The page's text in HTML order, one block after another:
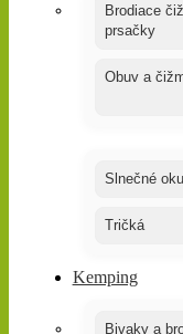
Brodiace
prsačky
Obuv a
Slnečné
Tričká
Kemping
Bivaky a